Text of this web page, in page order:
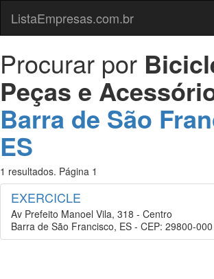
ListaEmpresas.com.br
Procurar por
Peças e
Barra de São
ES
1 resultados. Página 1
EXERCICLE
Av Prefeito Manoel Vila, 318 - Centro
Barra de São Francisco, ES - CEP: 29800-000